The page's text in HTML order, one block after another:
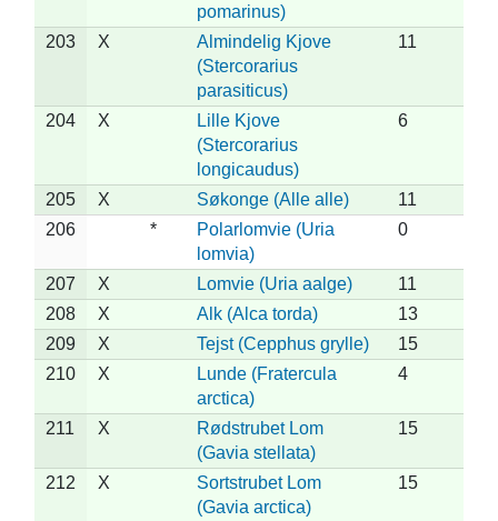
pomarinus)
203 X
Almindelig Kjove
(Stercorarius
parasiticus)
11
204 X
Lille Kjove
(Stercorarius
longicaudus)
6
205 X Søkonge (Alle alle)
11
206
*
Polarlomvie (Uria
lomvia)
0
207 X Lomvie (Uria aalge)
11
208
X Alk (Alca torda)
13
209
X Tejst (Cepphus grylle)
15
210
X
Lunde (Fratercula
arctica)
4
211 X
Rødstrubet Lom
(Gavia stellata)
15
212 X
Sortstrubet Lom
(Gavia arctica)
15